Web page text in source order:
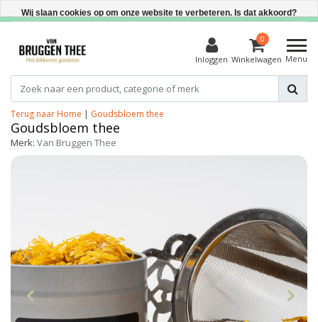
Direct uit voorraad leverbaar
Inloggen
0
Winkelwagen Menu
Terug naar Home | Goudsbloem thee
Goudsbloem thee
Merk: Van Bruggen Thee
Wij slaan cookies op om onze website te verbeteren. Is dat akkoord?
Meer over cookies »